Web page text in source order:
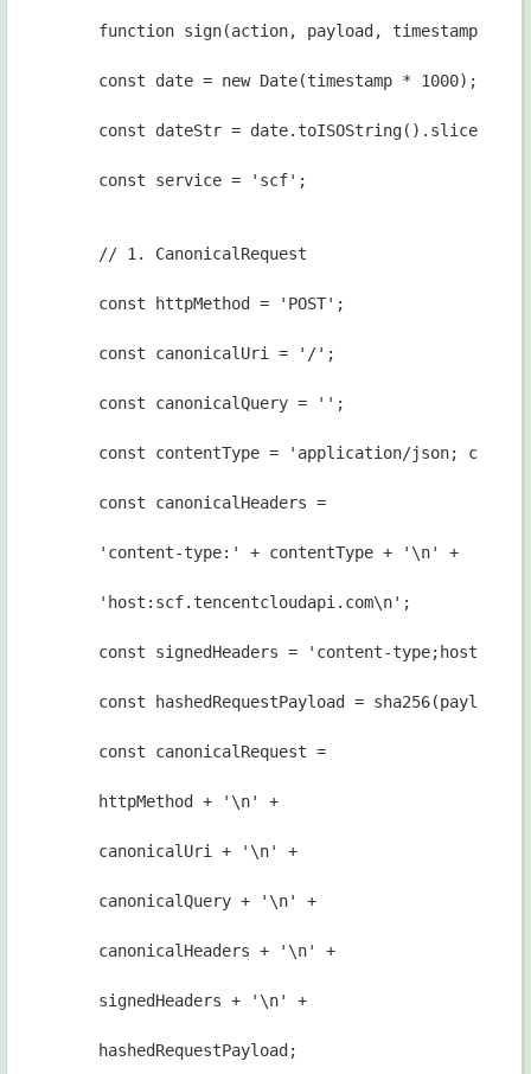
function sign(action, payload, timestamp) {
const date = new Date(timestamp * 1000);
const dateStr = date.toISOString().slice(0, 10);
const service = 'scf';
// 1. CanonicalRequest
const httpMethod = 'POST';
const canonicalUri = '/';
const canonicalQuery = '';
const contentType = 'application/json;
const canonicalHeaders =
'content-type:' + contentType + '\n' +
'host:scf.tencentcloudapi.com\n';
const signedHeaders = 'content-type;host';
const hashedRequestPayload = sha256(payload);
const canonicalRequest =
httpMethod + '\n' +
canonicalUri + '\n' +
canonicalQuery + '\n' +
canonicalHeaders + '\n' +
signedHeaders + '\n' +
hashedRequestPayload;